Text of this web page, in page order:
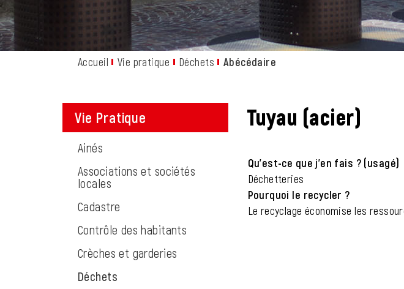
Accueil Vie pratique Déchets Abécédaire
Vie Pratique
Ainés
Associations et sociétés
locales
Cadastre
Contrôle des habitants
Crèches et garderies
Déchets
Tuyau (acier)
Qu'est-ce que j'en fais ? (usagé)
Déchetteries
Pourquoi le recycler ?
Le recyclage économise les